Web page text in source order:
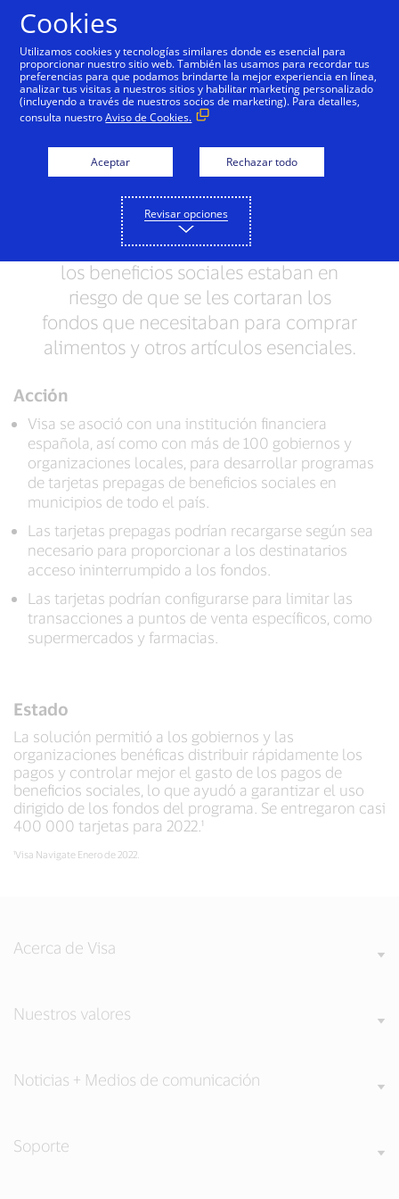
Ayudamos a aliviar las
dificultades económicas en
Cuando la COVID-19 azotó y entraron
en vigencia las restricciones
relacionadas con la pandemia, las
personas españolas que dependían de
los beneficios sociales estaban en
riesgo de que se les cortaran los
fondos que necesitaban para comprar
alimentos y otros artículos esenciales.
Acción
Visa se asoció con una institución financiera
española, así como con más de 100 gobiernos y
organizaciones locales, para desarrollar programas
de tarjetas prepagas de beneficios sociales en
municipios de todo el país.
Las tarjetas prepagas podrían recargarse según sea
necesario para proporcionar a los destinatarios
acceso ininterrumpido a los fondos.
Las tarjetas podrían configurarse para limitar las
transacciones a puntos de venta específicos, como
supermercados y farmacias.
Estado
La solución permitió a los gobiernos y las
organizaciones benéficas distribuir rápidamente los
pagos y controlar mejor el gasto de los pagos de
beneficios sociales, lo que ayudó a garantizar el uso
dirigido de los fondos del programa. Se entregaron casi
400 000 tarjetas para 2022.¹
¹Visa Navigate Enero de 2022.
Acerca de Visa
Nuestros valores
Noticias + Medios de comunicación
Soporte
Cookies
Utilizamos cookies y tecnologías similares donde es esencial para
proporcionar nuestro sitio web. También las usamos para recordar tus
preferencias para que podamos brindarte la mejor experiencia en línea,
analizar tus visitas a nuestros sitios y habilitar marketing personalizado
(incluyendo a través de nuestros socios de marketing). Para detalles,
consulta nuestroAviso de Cookies.
Aceptar Rechazar todo
Revisar opciones